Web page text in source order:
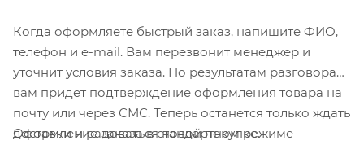
Когда оформляете быстрый заказ, напишите ФИО,
телефон и e-mail. Вам перезвонит менеджер и
уточнит условия заказа. По результатам разговора
вам придет подтверждение оформления товара на
почту или через СМС. Теперь останется только ждать
доставки и радоваться новой покупке.
Оформление заказа в стандартном режиме